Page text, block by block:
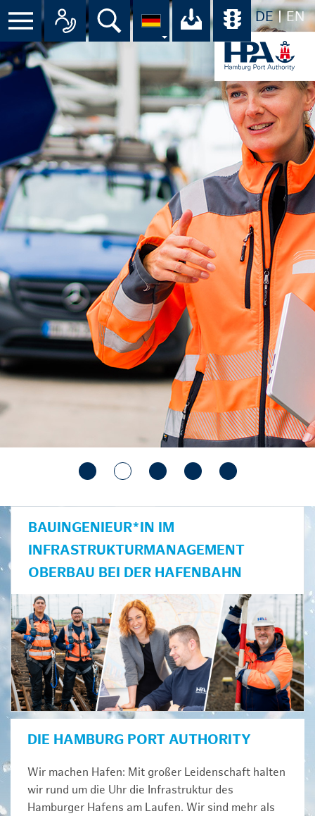
DE EN
Suche Ihr Download-
BAUINGENIEUR*IN IM
INFRASTRUKTURMANAGEMENT
OBERBAU BEI DER HAFENBAHN
DIE HAMBURG PORT AUTHORITY
Wir machen Hafen: Mit großer Leidenschaft halten
wir rund um die Uhr die Infrastruktur des
Hamburger Hafens am Laufen. Wir sind mehr als